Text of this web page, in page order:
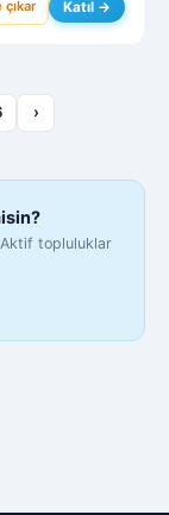
çıkar Katıl →
›
Aktif topluluklar